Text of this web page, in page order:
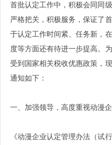
首批认定工作中，积极会同同
严格把关，积极服务，保证了
于认定工作时间紧、任务新，
度等方面还有待进一步提高。
受到国家相关税收优惠政策，
通知如下：
一、加强领导，高度重视动漫
《动漫企业认定管理办法（试